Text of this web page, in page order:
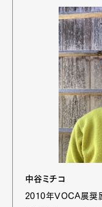
中谷ミチコ
2010年VOCA展奨